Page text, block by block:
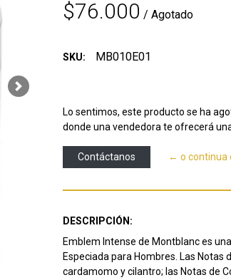
Next
$76.000 / Agotado
SKU: MB010E01
Lo sentimos, este producto se ha
donde una vendedora te ofrecerá
Contáctanos ← o continua
DESCRIPCIÓN:
Emblem Intense de Montblanc es
Especiada para Hombres. Las Notas
cardamomo y cilantro; las Notas de